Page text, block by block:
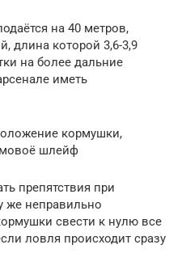
на 40 метров,
длина которой 3,6-3,9
на более дальние
иметь
кормушки,
шлейф
препятствия при
неправильно
свести к нулю все
ловля происходит сразу